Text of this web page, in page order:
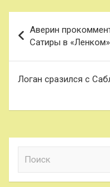
по
записям
Аверин
Сатиры в «Ленком»
Логан сразился с